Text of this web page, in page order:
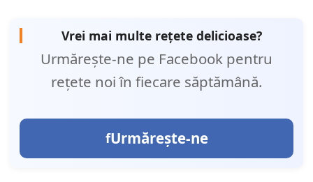
Vrei mai multe rețete delicioase?
Urmărește-ne pe Facebook pentru
rețete noi în fiecare săptămână.
Urmărește-ne